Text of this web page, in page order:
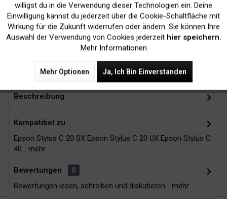
Kein Verlust der
Druckergarantie
Versand innerhalb von
24H*
Zubehör 3
Beschreibung
Kompatibel zu
Epson Stylus C 20 SX Epson Stylus C 20 UX Epson Stylus C
40... mehr
Bewertungen
0
Bewertungen lesen, schreiben und diskutieren... mehr
Tracking Inaktiv
willigst du in die Verwendung dieser Technologien ein. Deine
Einwilligung kannst du jederzeit über die Cookie-Schaltfläche mit
Wirkung für die Zukunft widerrufen oder ändern. Sie können Ihre
Auswahl der Verwendung von Cookies jederzeit hier speichern.
Mehr Informationen
Mehr Optionen Ja, Ich Bin Einverstanden